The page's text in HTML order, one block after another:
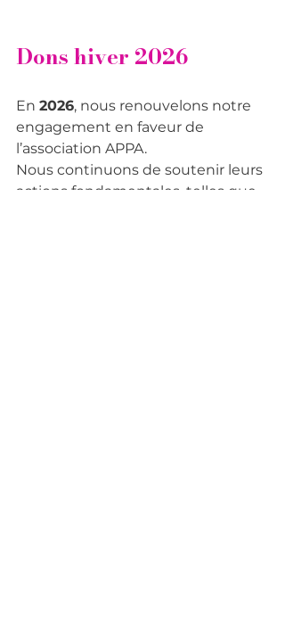
Dons hiver 2026
En 2026, nous renouvelons notre
engagement en faveur de
l’association APPA.
Nous continuons de soutenir leurs
actions fondamentales, telles que